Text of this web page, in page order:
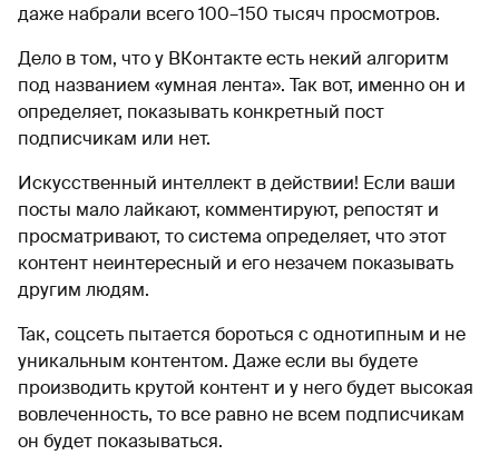
даже набрали всего 100–150 тысяч просмотров.
Дело в том, что у ВКонтакте есть некий алгоритм
под названием «умная лента». Так вот, именно он и
определяет, показывать конкретный пост
подписчикам или нет.
Искусственный интеллект в действии! Если ваши
посты мало лайкают, комментируют, репостят и
просматривают, то система определяет, что этот
контент неинтересный и его незачем показывать
другим людям.
Так, соцсеть пытается бороться с однотипным и не
уникальным контентом. Даже если вы будете
производить крутой контент и у него будет высокая
вовлеченность, то все равно не всем подписчикам
он будет показываться.